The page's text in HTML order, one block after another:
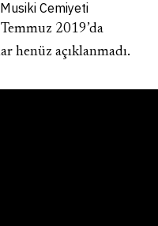
2019’da
henüz açıklanmadı.